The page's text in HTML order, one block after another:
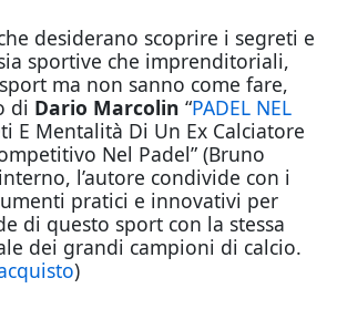
desiderano scoprire i segreti e
sportive che imprenditoriali,
ma non sanno come fare,
di Dario Marcolin “PADEL NEL
E Mentalità Di Un Ex Calciatore
Nel Padel” (Bruno
l’autore condivide con i
pratici e innovativi per
di questo sport con la stessa
dei grandi campioni di calcio.
)